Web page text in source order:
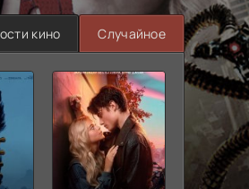
кино Случайное